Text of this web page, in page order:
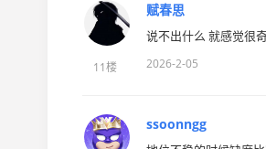
11楼
赋春思
说不出什么 就感觉很
2026-2-05
ssoonngg